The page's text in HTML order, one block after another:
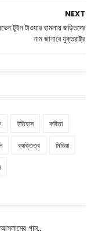
NEXT
টাওয়ার হামলায় জড়িতদের
নাম জানাবে যুক্তরাষ্ট্র
ইতিহাস কবিতা
ব্যক্তিত্ব মিডিয়া
গান..